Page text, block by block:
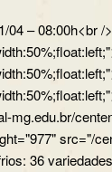
– 08:00h<br
mg.edu.br/
src="/
36